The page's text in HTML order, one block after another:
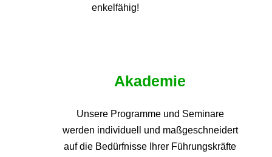
enkelfähig!
Akademie
Unsere Programme und Seminare
werden individuell und maßgeschneidert
auf die Bedürfnisse Ihrer Führungskräfte